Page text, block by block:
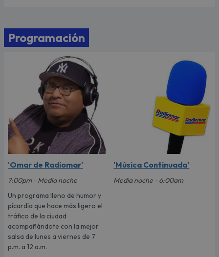
Programación
'Omar de Radiomar'
7:00pm - Media noche
Un programa lleno de humor y
picardía que hace más ligero el
tráfico de la ciudad
acompañándote con la mejor
salsa de lunes a viernes de 7
p.m. a 12 a.m.
'Música Continuada'
Media noche - 6:00am